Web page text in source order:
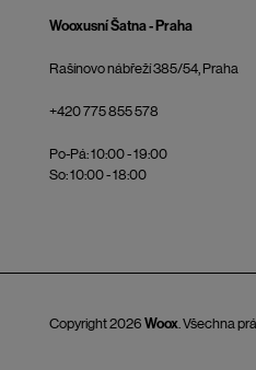
Wooxusní Šatna - Praha
Rašínovo nábřeží 385/54, Praha
+420 775 855 578
Po-Pá: 10:00 - 19:00
So: 10:00 - 18:00
Copyright 2026 Woox . Všechna